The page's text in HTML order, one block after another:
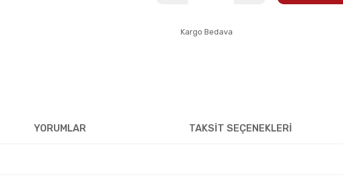
Kargo Bedava
YORUMLAR TAKSİT SEÇENEKLERİ